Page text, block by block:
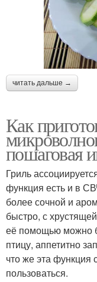
читать дальше →
Как
пошаговая
Гриль
функция есть и в
более сочной и
быстро, с
её помощью можно
птицу, аппетитно
что же эта функция
пользоваться.